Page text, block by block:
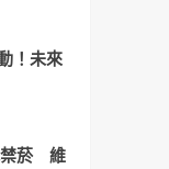
！未來
禁菸 維